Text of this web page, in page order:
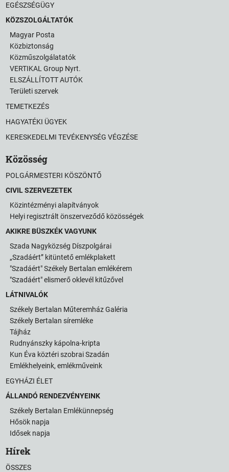
EGÉSZSÉGÜGY
KÖZSZOLGÁLTATÓK
Magyar Posta
Közbiztonság
Közműszolgálatatók
VERTIKAL Group Nyrt.
ELSZÁLLÍTOTT AUTÓK
Területi szervek
TEMETKEZÉS
HAGYATÉKI ÜGYEK
KERESKEDELMI TEVÉKENYSÉG VÉGZÉSE
Közösség
POLGÁRMESTERI KÖSZÖNTŐ
CIVIL SZERVEZETEK
Közintézményi alapítványok
Helyi regisztrált önszerveződő közösségek
AKIKRE BÜSZKÉK VAGYUNK
Szada Nagyközség Díszpolgárai
„Szadáért” kitüntető emlékplakett
"Szadáért" Székely Bertalan emlékérem
"Szadáért" elismerő oklevél kitűzővel
LÁTNIVALÓK
Székely Bertalan Műteremház Galéria
Székely Bertalan síremléke
Tájház
Rudnyánszky kápolna-kripta
Kun Éva köztéri szobrai Szadán
Emlékhelyeink, emlékműveink
EGYHÁZI ÉLET
ÁLLANDÓ RENDEZVÉNYEINK
Székely Bertalan Emlékünnepség
Hősök napja
Idősek napja
Hírek
ÖSSZES